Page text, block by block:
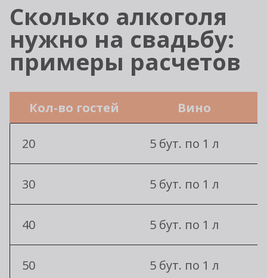
Сколько алкоголя
нужно на свадьбу:
примеры расчетов
Кол-во гостей Вино
20 5 бут. по 1 л
30 5 бут. по 1 л
40 5 бут. по 1 л
50 5 бут. по 1 л